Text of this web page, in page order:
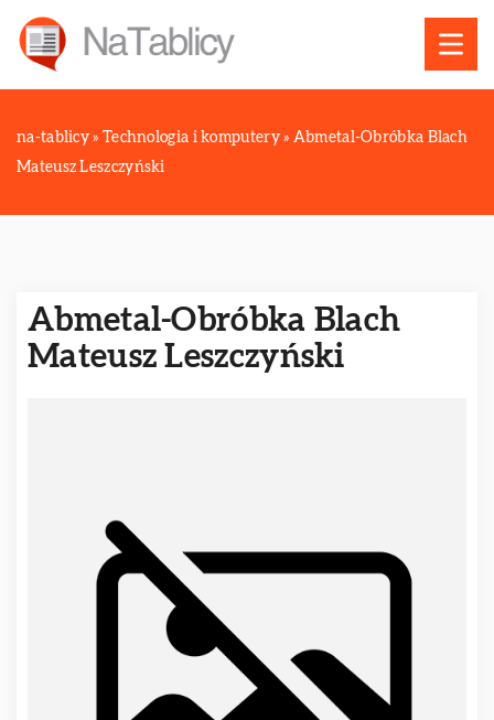
na-tablicy » Technologia i komputery» Abmetal-Obróbka Blach
Mateusz Leszczyński
Abmetal-Obróbka Blach
Mateusz Leszczyński